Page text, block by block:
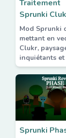
Traitement
Sprunki
Mod Sprunki
mettant en
Clukr,
inquiétants et
Sprunki